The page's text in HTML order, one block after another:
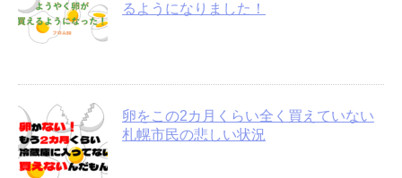
るようになりました！
卵をこの2カ月くらい全く買えていない
札幌市民の悲しい状況